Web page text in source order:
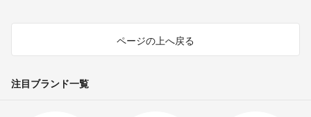
ページの上へ戻る
注目ブランド一覧